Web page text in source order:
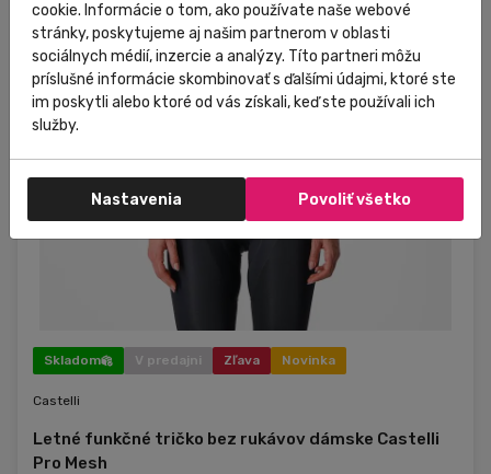
XS 010 čierna
Skladom V predajni Zľava Novinka
Castelli
Letné funkčné tričko bez rukávov dámske Castelli
Pro Mesh
cookie. Informácie o tom, ako používate naše webové
stránky, poskytujeme aj našim partnerom v oblasti
sociálnych médií, inzercie a analýzy. Títo partneri môžu
príslušné informácie skombinovať s ďalšími údajmi, ktoré ste
im poskytli alebo ktoré od vás získali, keď ste používali ich
služby.
Nastavenia Povoliť všetko